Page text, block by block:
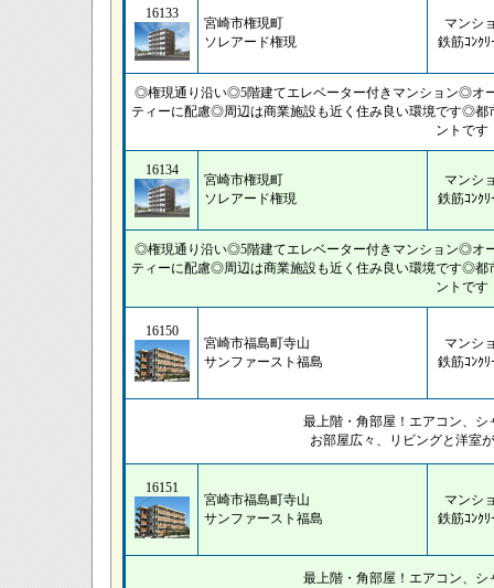
16133
宮崎市権現町
ソレアード権現
マンシ
鉄筋ｺﾝｸﾘ
◎権現通り沿い◎5階建てエレベーター付きマンション◎オ
ティーに配慮◎周辺は商業施設も近く住み良い環境です◎都
ントです
16134
宮崎市権現町
ソレアード権現
マンシ
鉄筋ｺﾝｸﾘ
◎権現通り沿い◎5階建てエレベーター付きマンション◎オ
ティーに配慮◎周辺は商業施設も近く住み良い環境です◎都
ントです
16150
宮崎市福島町寺山
サンファースト福島
マンシ
鉄筋ｺﾝｸﾘ
最上階・角部屋！エアコン、
お部屋広々、リビングと洋室
16151
宮崎市福島町寺山
サンファースト福島
マンシ
鉄筋ｺﾝｸﾘ
最上階・角部屋！エアコン、